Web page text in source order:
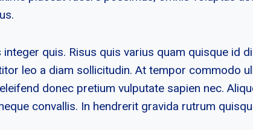
quis. Risus quis varius quam quisque id
leo a diam sollicitudin. At tempor commodo
donec pretium vulputate sapien nec.
convallis. In hendrerit gravida rutrum